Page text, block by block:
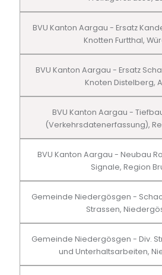
BVU Kanton Aargau - Ersatz
Knotten Furtthal,
BVU Kanton Aargau - Ersatz
Knoten Distelberg,
BVU Kanton Aargau -
(Verkehrsdatenerfassung),
BVU Kanton Aargau - Neubau
Signale, Region
Gemeinde Niedergösgen -
Strassen,
Gemeinde Niedergösgen - Div.
und Unterhaltsarbeiten,